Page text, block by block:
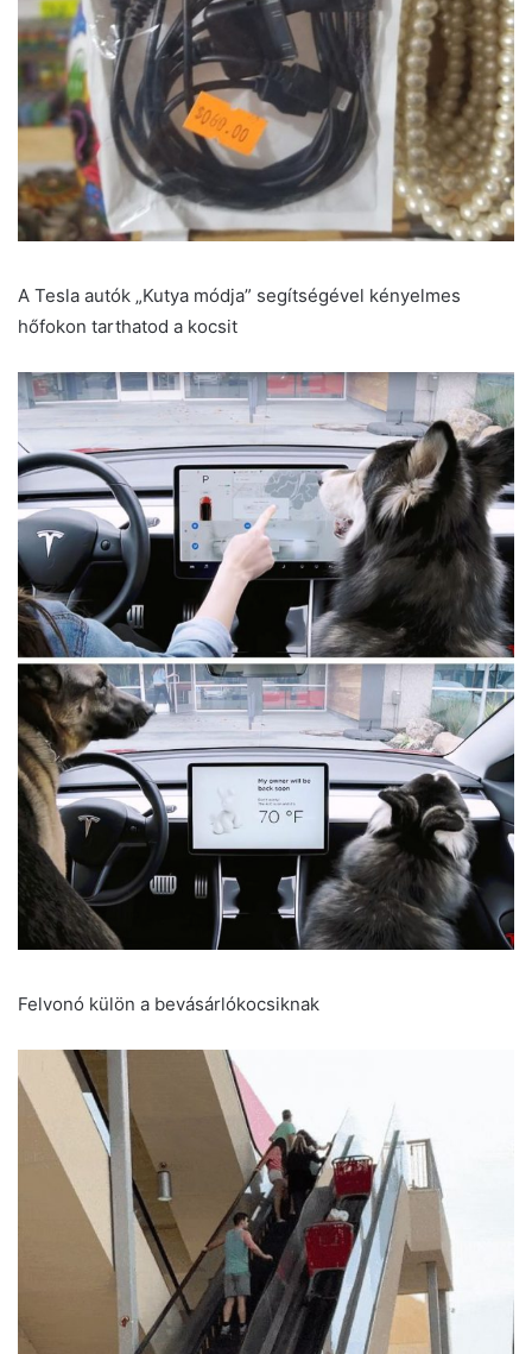
A Tesla autók „Kutya módja” segítségével kényelmes
hőfokon tarthatod a kocsit
Felvonó külön a bevásárlókocsiknak